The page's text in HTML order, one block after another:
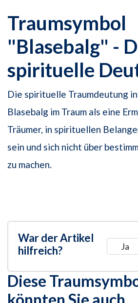
Traumsymbol
"Blasebalg" -
spirituelle
Die spirituelle Traumdeutung
Blasebalg im Traum als eine
Träumer, in spirituellen
sein und sich nicht über
zu machen.
War der Artikel
hilfreich?
Ja
Diese